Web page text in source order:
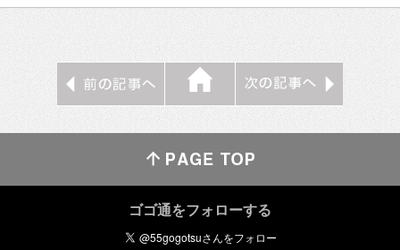
ゴゴ通をフォローする